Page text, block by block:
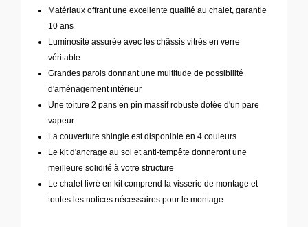
Matériaux offrant une excellente qualité au chalet, garantie
10 ans
Luminosité assurée avec les châssis vitrés en verre
véritable
Grandes parois donnant une multitude de possibilité
d'aménagement intérieur
Une toiture 2 pans en pin massif robuste dotée d'un pare
vapeur
La couverture shingle est disponible en 4 couleurs
Le kit d'ancrage au sol et anti-tempête donneront une
meilleure solidité à votre structure
Le chalet livré en kit comprend la visserie de montage et
toutes les notices nécessaires pour le montage